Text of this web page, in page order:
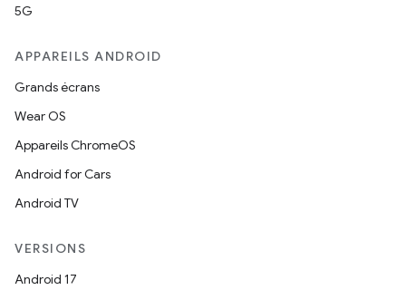
5G
APPAREILS ANDROID
Grands écrans
Wear OS
Appareils ChromeOS
Android for Cars
Android TV
VERSIONS
Android 17